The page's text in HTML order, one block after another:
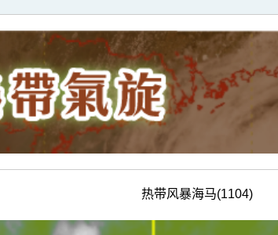
热带风暴海马(1104)